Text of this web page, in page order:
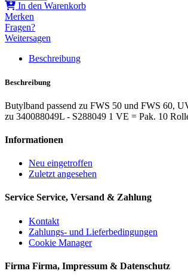
In den Warenkorb
Merken
Fragen?
Weitersagen
Beschreibung
Beschreibung
Butylband passend zu FWS 50 und FWS 60,
zu 340088049L - S288049 1 VE = Pak. 10
Informationen
Neu eingetroffen
Zuletzt angesehen
Service Service, Versand & Zahlung
Kontakt
Zahlungs- und Lieferbedingungen
Cookie Manager
Firma Firma, Impressum & Datenschutz